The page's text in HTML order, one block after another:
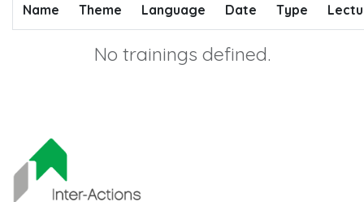
Name Theme Language Date Type
No trainings defined.